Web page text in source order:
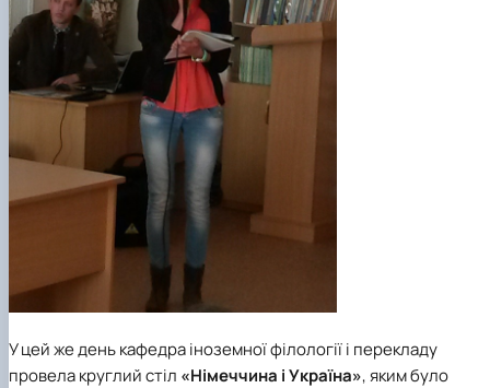
У цей же день кафедра іноземної філології і перекладу
провелакруглий стіл «Німеччина і Україна», яким було